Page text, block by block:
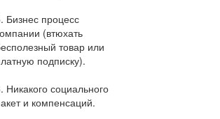
Бизнес процесс
(втюхать
товар или
подписку).
Никакого социального
и компенсаций.